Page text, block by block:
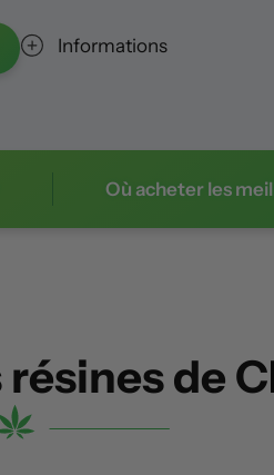
Informations
Où acheter les
de